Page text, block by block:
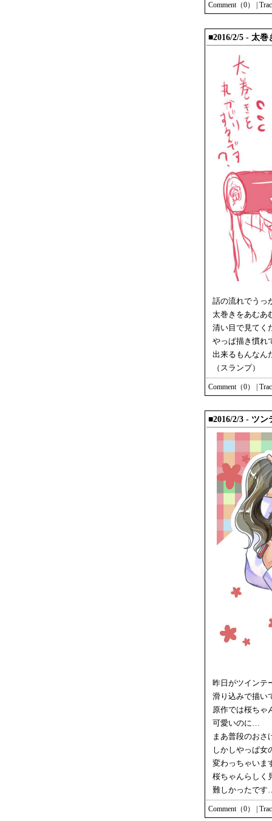
Comment（0）
■2016/2/5 - 太巻
話の流れでうっ
太巻きをあむあ
清い目で見てく
やっぱ描き慣れ
出来るもんなん
（スランプ）
Comment（0）
■2016/2/3 - ツ
昨日がツインテ
滑り込みで描い
原作では桜ちゃ
可愛いのに…
まあ普段のおさ
しかしやっぱ女
変わっちゃいま
桜ちゃんらしく
難しかったで
Comment（0）